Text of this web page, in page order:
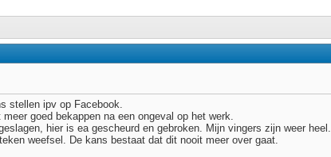
stellen ipv op Facebook.
goed bekappen na een ongeval op het werk.
hier is ea gescheurd en gebroken. Mijn vingers zijn weer heel.
weefsel. De kans bestaat dat dit nooit meer over gaat.